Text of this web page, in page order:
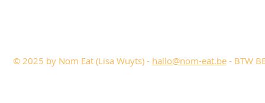
© 2025 by Nom Eat (Lisa Wuyts) - hallo@nom-eat.be- BTW